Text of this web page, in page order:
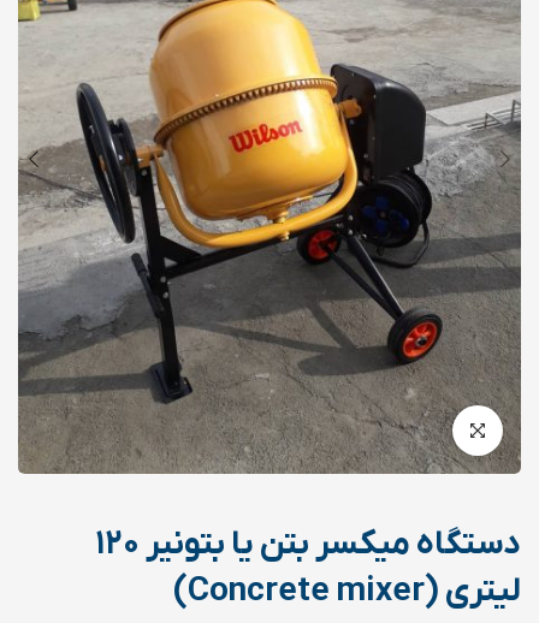
دستگاه میکسر بتن یا بتونیر ۱۲۰
لیتری (Concrete mixer)